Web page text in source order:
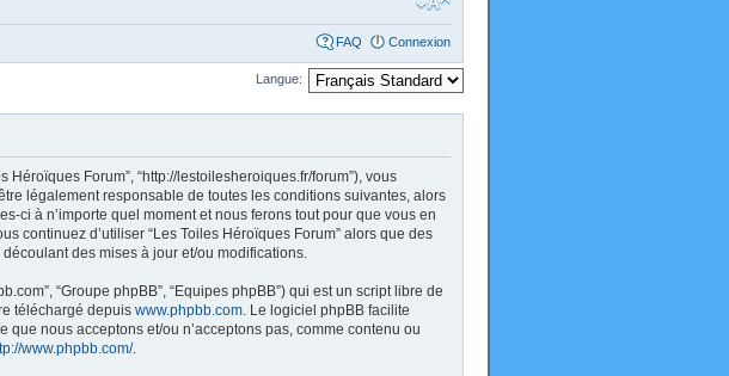
FAQ Connexion
Langue:
Héroïques Forum”, “http://lestoilesheroiques.fr/forum”), vous
légalement responsable de toutes les conditions suivantes, alors
ci à n’importe quel moment et nous ferons tout pour que vous en
continuez d’utiliser “Les Toiles Héroïques Forum” alors que des
des mises à jour et/ou modifications.
“Groupe phpBB”, “Equipes phpBB”) qui est un script libre de
téléchargé depuis www.phpbb.com . Le logiciel phpBB facilite
nous acceptons et/ou n’acceptons pas, comme contenu ou
www.phpbb.com/.